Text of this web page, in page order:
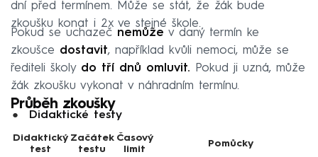
dní před termínem. Může se stát, že žák bude
zkoušku konat i 2x ve stejné škole.
Pokud se uchazeč nemůže v daný termín ke
zkoušce dostavit, například kvůli nemoci, může se
řediteli školy do tří dnů omluvit. Pokud ji uzná, může
žák zkoušku vykonat v náhradním termínu.
Průběh zkoušky
Didaktické testy
Didaktický
test
Začátek
testu
Časový
limit
Pomůcky